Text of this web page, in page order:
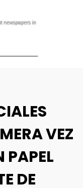
VEZ
PAPEL
DE